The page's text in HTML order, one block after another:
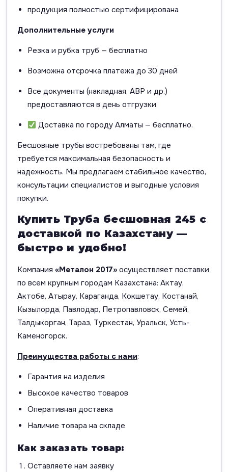
продукция полностью сертифицирована
Дополнительные услуги
Резка и рубка труб — бесплатно
Возможна отсрочка платежа до 30 дней
Все документы (накладная, АВР и др.)
предоставляются в день отгрузки
Доставка по городу Алматы — бесплатно.
Бесшовные трубы востребованы там, где
требуется максимальная безопасность и
надежность. Мы предлагаем стабильное качество,
консультации специалистов и выгодные условия
покупки.
Купить Труба бесшовная 245 с
доставкой по Казахстану —
быстро и удобно!
Компания «Металон 2017» осуществляет поставки
по всем крупным городам Казахстана: Актау,
Актобе, Атырау, Караганда, Кокшетау, Костанай,
Кызылорда, Павлодар, Петропавловск, Семей,
Талдыкорган, Тараз, Туркестан, Уральск, Усть-
Каменогорск.
Преимущества работы с нами:
Гарантия на изделия
Высокое качество товаров
Оперативная доставка
Наличие товара на складе
Как заказать товар:
Оставляете нам заявку